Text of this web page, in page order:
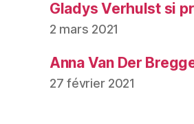
Gladys Verhulst si
2 mars 2021
Anna Van Der
27 février 2021